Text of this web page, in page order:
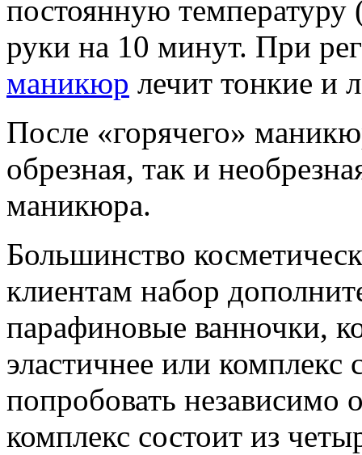
постоянную температуру
руки на 10 минут. При
маникюр лечит тонкие и
После «горячего»
обрезная, так и
маникюра.
Большинство
клиентам набор
парафиновые ванночки,
эластичнее или
попробовать
комплекс состоит из